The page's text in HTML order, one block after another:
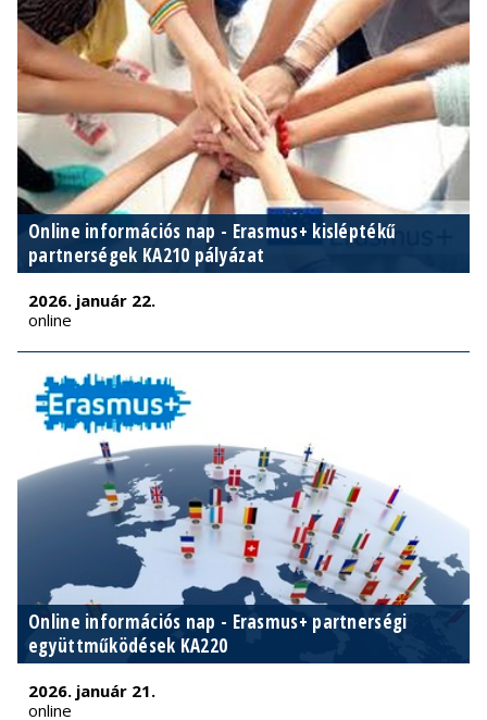
Online információs nap - Erasmus+ kisléptékű
partnerségek KA210 pályázat
2026. január 22.
online
Online információs nap - Erasmus+ partnerségi
együttműködések KA220
2026. január 21.
online